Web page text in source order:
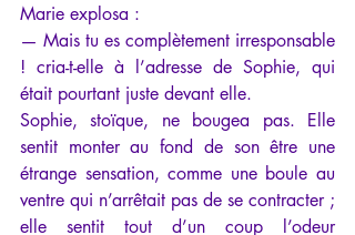
Marie explosa :
— Mais tu es complètement irresponsable
! cria-t-elle à l’adresse de Sophie, qui
était pourtant juste devant elle.
Sophie, stoïque, ne bougea pas. Elle
sentit monter au fond de son être une
étrange sensation, comme une boule au
ventre qui n’arrêtait pas de se contracter ;
elle sentit tout d’un coup l’odeur